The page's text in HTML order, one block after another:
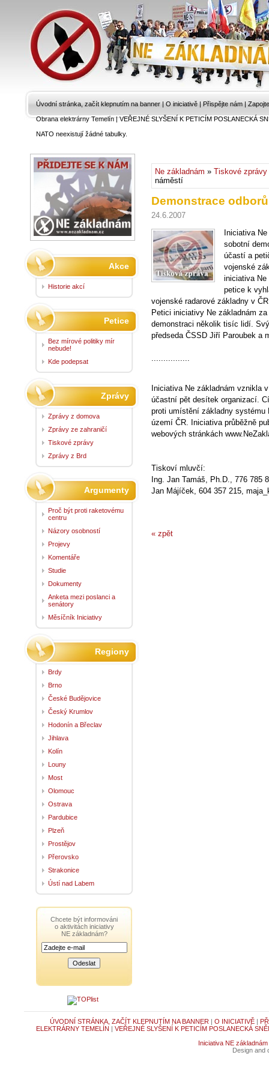
Úvodní stránka, začít klepnutím na banner | O iniciativě | Přispějte nám |
Obrana elektrárny Temelín|VEŘEJNÉ SLYŠENÍ K PETICÍM POSLANECKÁ
NATO neexistují žádné tabulky.
Ne základnám » Tiskové zprávy
náměstí
Demonstrace
24.6.2007
Iniciativa
sobotní
účastí a
vojenské
iniciativa Ne
petice k
vojenské radarové základny v
Petici iniciativy Ne základnám
demonstraci několik tisíc lidí.
předseda ČSSD Jiří Paroubek a
................
Iniciativa Ne základnám vznikla
účastní pět desítek organizací.
proti umístění základny systému
území ČR. Iniciativa průběžně
webových stránkách
Tiskoví mluvčí:
Ing. Jan Tamáš, Ph.D., 776 785
Jan Májíček, 604 357 215,
« zpět
Akce
Historie akcí
Petice
Bez mírové politiky mír
nebude!
Kde podepsat
Zprávy
Zprávy z domova
Zprávy ze zahraničí
Tiskové zprávy
Zprávy z Brd
Argumenty
Proč být proti raketovému
centru
Názory osobností
Projevy
Komentáře
Studie
Dokumenty
Anketa mezi poslanci a
senátory
Měsíčník Iniciativy
Regiony
Brdy
Brno
České Budějovice
Český Krumlov
Hodonín a Břeclav
Jihlava
Kolín
Louny
Most
Olomouc
Ostrava
Pardubice
Plzeň
Prostějov
Přerovsko
Strakonice
Ústí nad Labem
Chcete být informováni
o aktivitách iniciativy
NE základnám?
ÚVODNÍ STRÁNKA, ZAČÍT KLEPNUTÍM NA BANNER | O INICIATIVĚ|
ELEKTRÁRNY TEMELÍN | VEŘEJNÉ SLYŠENÍ K PETICÍM POSLANECKÁ
Iniciativa NE základnám
Design and